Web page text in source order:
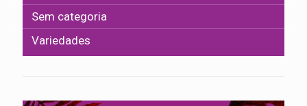
Sem categoria
Variedades